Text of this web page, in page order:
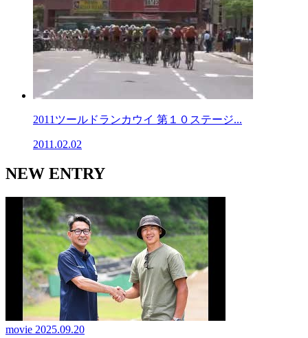
2011ツールドランカウイ 第１０ステージ...
2011.02.02
NEW ENTRY
movie 2025.09.20